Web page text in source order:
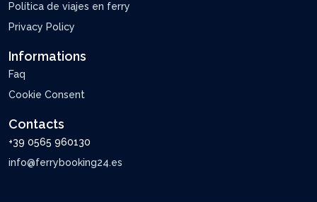
Política de viajes en ferry
Privacy Policy
Informations
Faq
Cookie Consent
Contacts
+39 0565 960130
info@ferrybooking24.es